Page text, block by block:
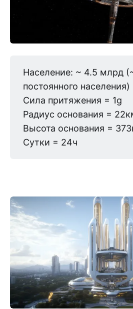
Население: ~ 4.5 млрд
постоянного населения)
Сила притяжения = 1g
Радиус основания =
Высота основания =
Сутки = 24ч